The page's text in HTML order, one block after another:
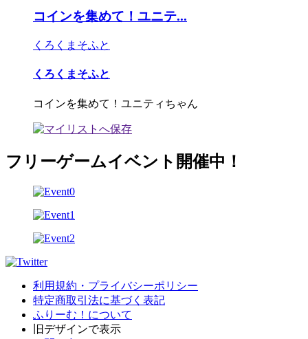
コインを集めて！ユニテ...
くろくまそふと
くろくまそふと
コインを集めて！ユニティちゃん
フリーゲームイベント開催中！
利用規約・プライバシーポリシー
特定商取引法に基づく表記
ふりーむ！について
旧デザインで表示